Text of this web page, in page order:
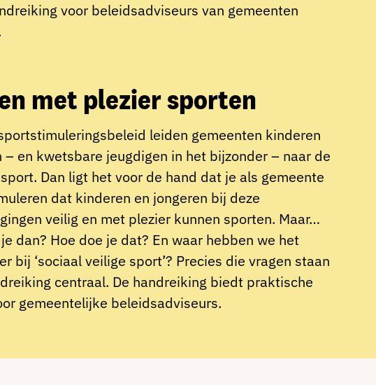
voor beleidsadviseurs van gemeenten
met plezier sporten
leiden gemeenten kinderen
– en kwetsbare jeugdigen in het bijzonder – naar de
Dan ligt hetvoor de hand dat je als gemeente
dat kinderen en jongeren bij deze
veilig en met plezier kunnen sporten. Maar…
dan? Hoe doe je dat? En waar hebben we het
bij ‘sociaal veilige sport’? Precies die vragen staan
centraal. De handreiking biedt praktische
gemeentelijke beleidsadviseurs.